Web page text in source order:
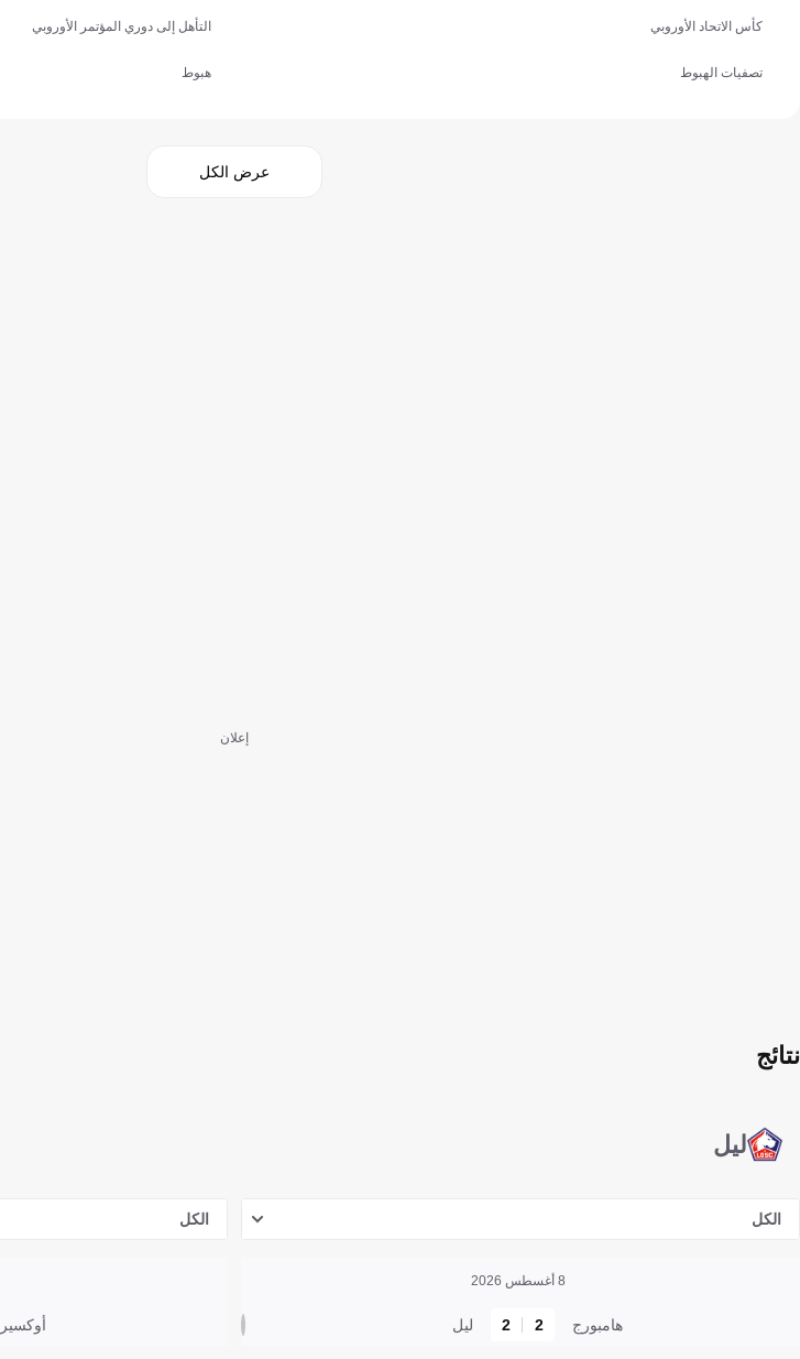
كأس الاتحاد الأوروبي التأهل إلى دوري المؤتمر الأوروبي
تصفيات الهبوط هبوط
عرض الكل
إعلان
ليل
نتائج
الكل
8 أغسطس 2026
هامبورج 2
2 ليل
الكل
أوكسير